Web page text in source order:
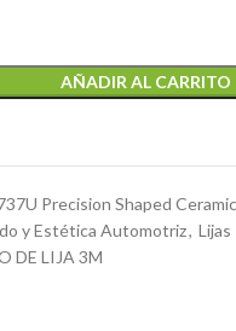
AÑADIR AL CARRITO
Precision Shaped
y Estética Automotriz, Lijas
DE LIJA 3M